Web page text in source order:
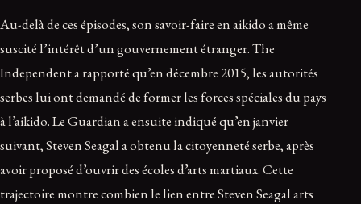
Au-delà de ces épisodes, son savoir-faire en aikido a même
suscité l’intérêt d’un gouvernement étranger. The
Independent a rapporté qu’en décembre 2015, les autorités
serbes lui ont demandé de former les forces spéciales du pays
à l’aikido. Le Guardian a ensuite indiqué qu’en janvier
suivant, Steven Seagal a obtenu la citoyenneté serbe, après
avoir proposé d’ouvrir des écoles d’arts martiaux. Cette
trajectoire montre combien le lien entre Steven Seagal arts